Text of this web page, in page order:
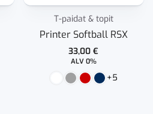
T-paidat & topit
Printer Softball RSX
33,00€
ALV 0%
+5